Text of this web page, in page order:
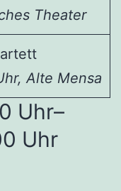
Theater
Alte Mensa
Uhr–
Uhr